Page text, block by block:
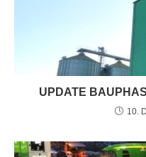
UPDATE
10.